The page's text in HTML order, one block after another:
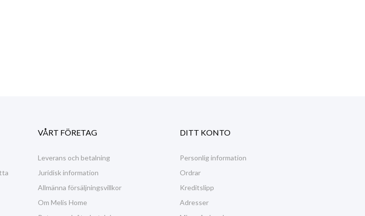
VÅRT FÖRETAG
Leverans och betalning
Juridisk information
Allmänna försäljningsvillkor
Om Melis Home
DITT KONTO
Personlig information
Ordrar
Kreditslipp
Adresser